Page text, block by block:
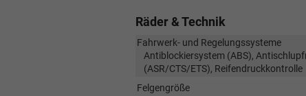
Räder & Technik
Fahrwerk- und Regelungssysteme
Antiblockiersystem (ABS),
(ASR/CTS/ETS), Reifendruckkontrolle
Felgengröße